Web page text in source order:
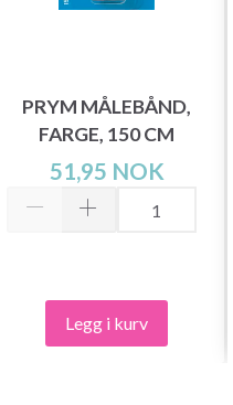
PRYM MÅLEBÅND,
FARGE, 150 CM
51,95 NOK
Legg i kurv